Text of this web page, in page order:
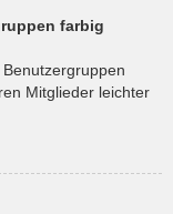
farbig
Mitglieder leichter